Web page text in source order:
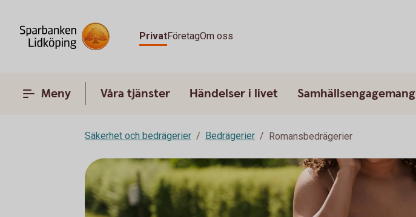
PrivatFöretagOm oss
Meny Våra tjänster Händelser i livet Samhällsengagemang
Säkerhet och bedrägerier Bedrägerier Romansbedrägerier